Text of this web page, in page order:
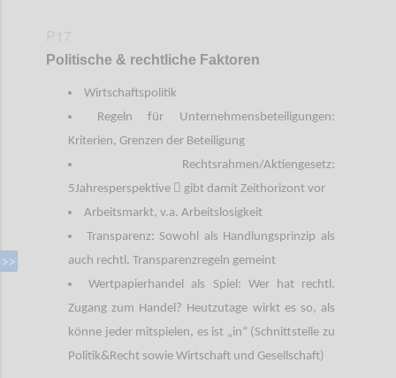
Politische & rechtliche Faktoren
Wirtschaftspolitik
Regeln für Unternehmensbeteiligungen:
Kriterien, Grenzen der Beteiligung
Rechtsrahmen/Aktiengesetz:
5Jahresperspektive  gibt damit Zeithorizont vor
Arbeitsmarkt, v.a. Arbeitslosigkeit
Transparenz: Sowohl als Handlungsprinzip als
auch rechtl. Transparenzregeln gemeint
Wertpapierhandel als Spiel: Wer hat rechtl.
Zugang zum Handel? Heutzutage wirkt es so, als
könne jeder mitspielen, es ist „in“ (Schnittstelle zu
Politik&Recht sowie Wirtschaft und Gesellschaft)